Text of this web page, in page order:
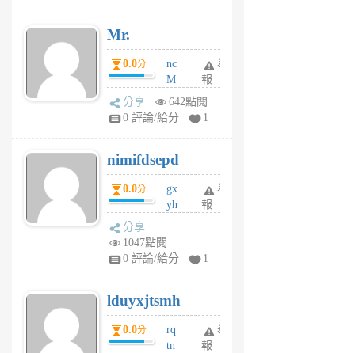
Mr.
0.0分
nc
M
U
F
U
5
個
月
舉
報
分享
642點閱
0 評論/給分
1
nimifdsepd
0.0分
gx
yh
jl
月
前
舉
報
分享
1047點閱
0 評論/給分
1
lduyxjtsmh
0.0分
rq
tn
舉
報